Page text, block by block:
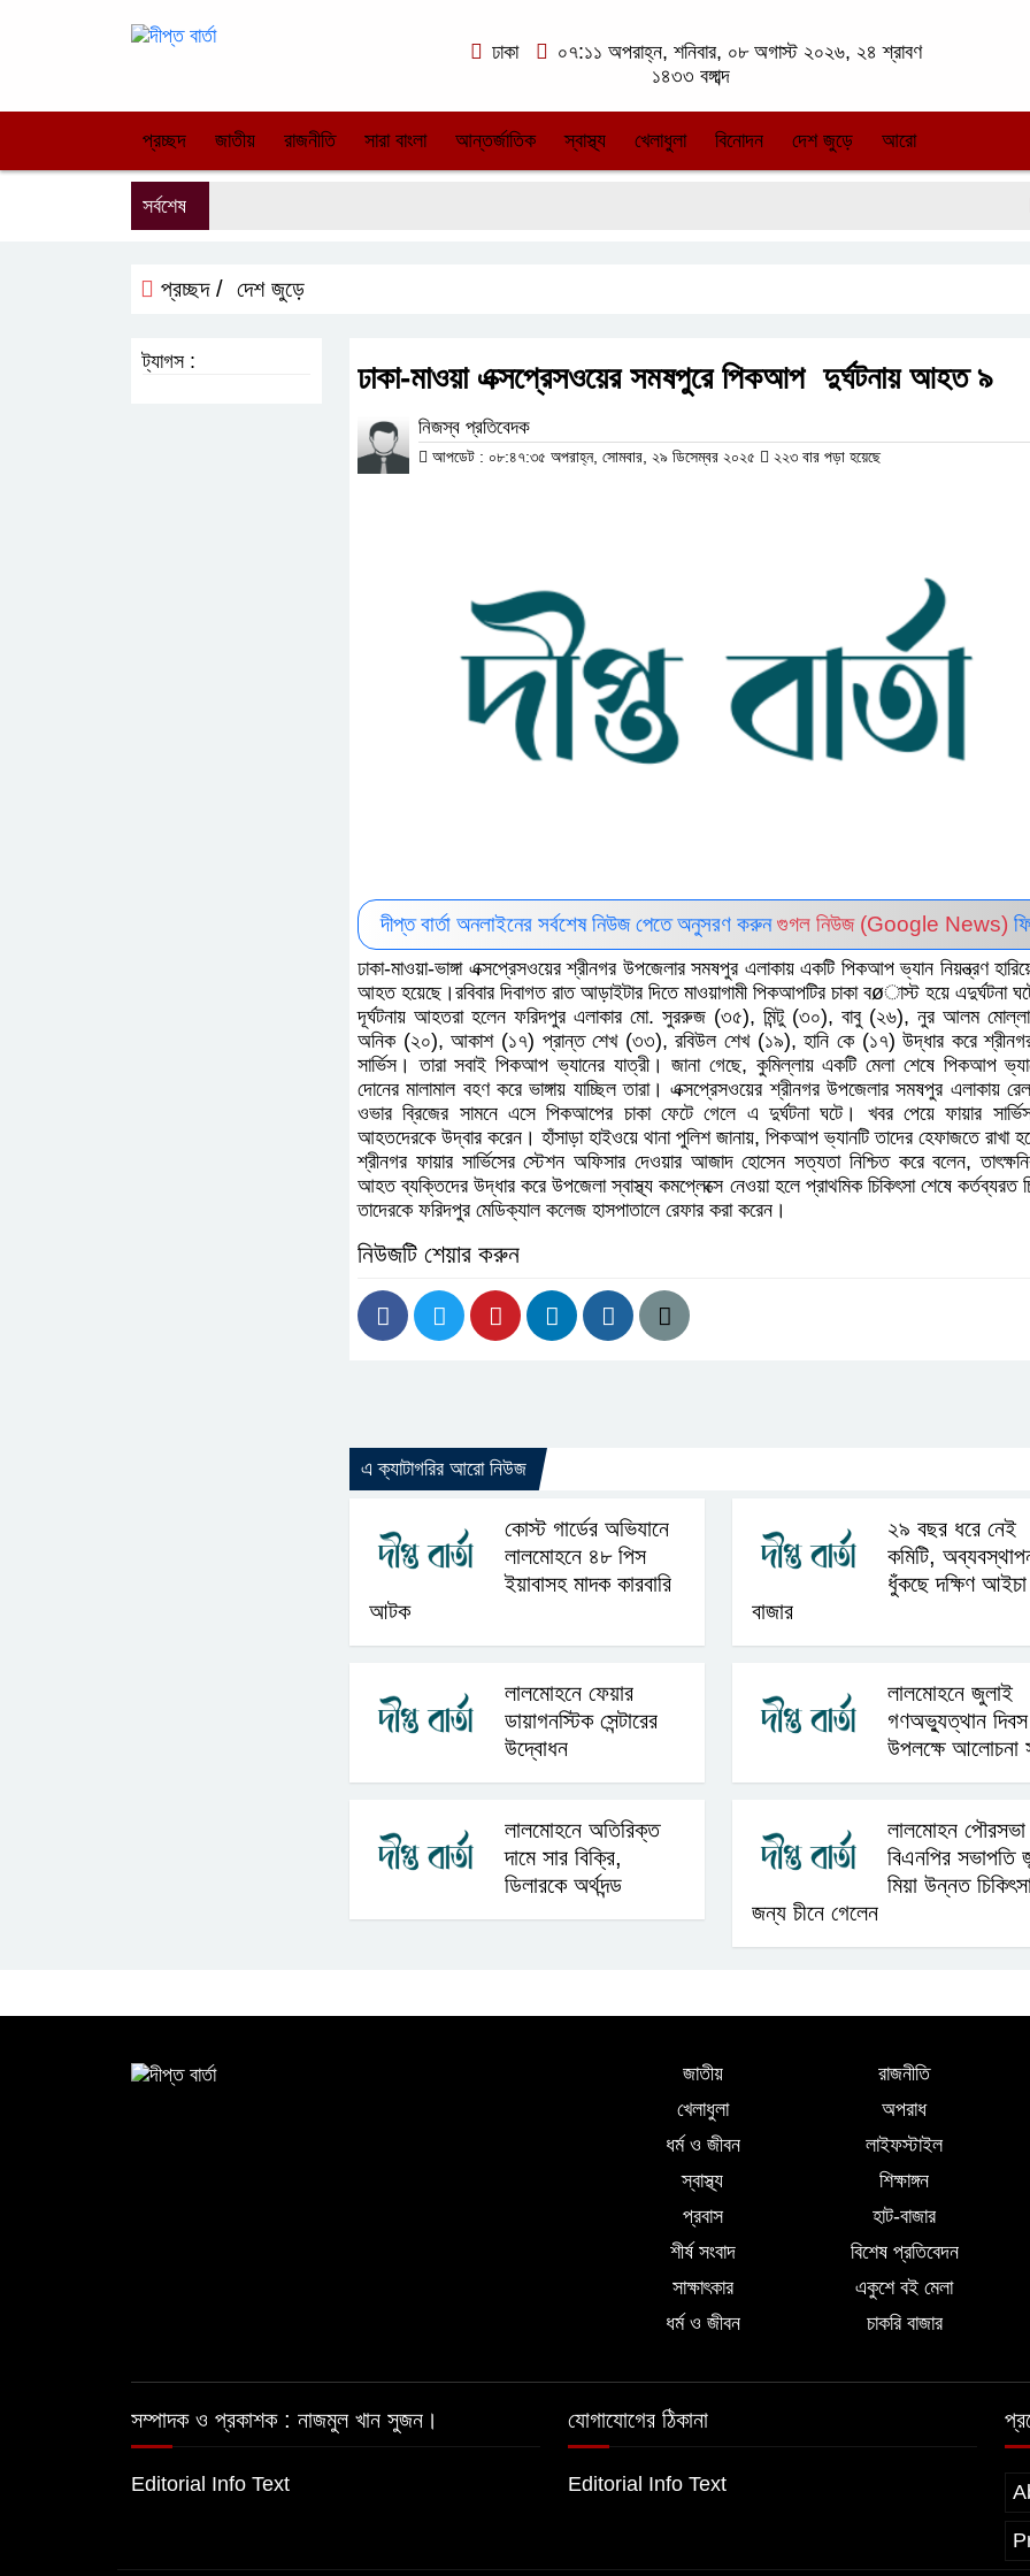
ঢাকা
০৭:১১ অপরাহ্ন, শনিবার, ০৮ অগাস্ট ২০২৬, ২৪ শ্রাবণ
১৪৩৩ বঙ্গাব্দ
প্রচ্ছদ জাতীয় রাজনীতি সারা বাংলা আন্তর্জাতিক স্বাস্থ্য খেলাধুলা বিনোদন দেশ জুড়ে আরো
সর্বশেষ
প্রচ্ছদ / দেশ জুড়ে
ঢাকা-মাওয়া এক্সপ্রেসওয়ের সমষপুরে পিকআপ দুর্ঘটনায় আহত ৯
নিজস্ব প্রতিবেদক
আপডেট : ০৮:৪৭:৩৫ অপরাহ্ন, সোমবার, ২৯ ডিসেম্বর ২০২৫ ২২৩ বার পড়া হয়েছে
দীপ্ত বার্তা অনলাইনের সর্বশেষ নিউজ পেতে অনুসরণ করুনগুগল নিউজ (Google News)
ঢাকা-মাওয়া-ভাঙ্গা এক্সপ্রেসওয়ের শ্রীনগর উপজেলার সমষপুর এলাকায় একটি পিকআপ ভ্যান নিয়ন্ত্রণ
আহত হয়েছে।রবিবার দিবাগত রাত আড়াইটার দিতে মাওয়াগামী পিকআপটির চাকা বøাস্ট হয়ে এদুর্ঘটনা
দূর্ঘটনায় আহতরা হলেন ফরিদপুর এলাকার মো. সুররুজ (৩৫), মিন্টু (৩০), বাবু (২৬), নুর আলম
অনিক (২০), আকাশ (১৭) প্রান্ত শেখ (৩৩), রবিউল শেখ (১৯), হানি কে (১৭) উদ্ধার করে শ্রীনগর
সার্ভিস। তারা সবাই পিকআপ ভ্যানের যাত্রী। জানা গেছে, কুমিল্লায় একটি মেলা শেষে পিকআপ
দোনের মালামাল বহণ করে ভাঙ্গায় যাচ্ছিল তারা। এক্সপ্রেসওয়ের শ্রীনগর উপজেলার সমষপুর এলাকায়
ওভার ব্রিজের সামনে এসে পিকআপের চাকা ফেটে গেলে এ দুর্ঘটনা ঘটে। খবর পেয়ে ফায়ার সার্ভিস
আহতদেরকে উদ্বার করেন। হাঁসাড়া হাইওয়ে থানা পুলিশ জানায়, পিকআপ ভ্যানটি তাদের হেফাজতে রাখা
শ্রীনগর ফায়ার সার্ভিসের স্টেশন অফিসার দেওয়ার আজাদ হোসেন সত্যতা নিশ্চিত করে বলেন,
আহত ব্যক্তিদের উদ্ধার করে উপজেলা স্বাস্থ্য কমপ্লেক্সে নেওয়া হলে প্রাথমিক চিকিৎসা শেষে কর্তব্যরত
তাদেরকে ফরিদপুর মেডিক্যাল কলেজ হাসপাতালে রেফার করা করেন।
নিউজটি শেয়ার করুন
এ ক্যাটাগরির আরো নিউজ
কোস্ট গার্ডের অভিযানে
লালমোহনে ৪৮ পিস
ইয়াবাসহ মাদক কারবারি
আটক
২৯ বছর ধরে নেই
কমিটি,
ধুঁকছে দক্ষিণ আইচা
বাজার
লালমোহনে ফেয়ার
ডায়াগনস্টিক সেন্টারের
উদ্বোধন
লালমোহনে জুলাই
গণঅভ্যুত্থান দিবস
উপলক্ষে আলোচনা
লালমোহনে অতিরিক্ত
দামে সার বিক্রি,
ডিলারকে অর্থদন্ড
লালমোহন পৌরসভা
বিএনপির সভাপতি
মিয়া উন্নত
জন্য চীনে গেলেন
ট্যাগস :
জাতীয় রাজনীতি
খেলাধুলা
অপরাধ
ধর্ম ও জীবন
লাইফস্টাইল
স্বাস্থ্য
শিক্ষাঙ্গন
প্রবাস
হাট-বাজার
শীর্ষ সংবাদ
বিশেষ প্রতিবেদন
সাক্ষাৎকার
একুশে বই মেলা
ধর্ম ও জীবন
চাকরি বাজার
সম্পাদক ও প্রকাশক : নাজমুল খান সুজন।
Editorial Info Text
যোগাযোগের ঠিকানা
Editorial Info Text